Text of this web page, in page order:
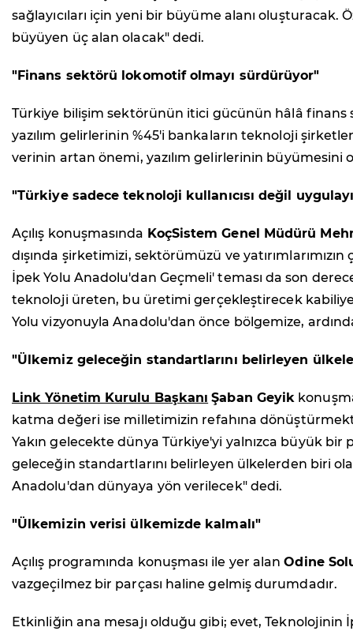
sağlayıcıları için yeni bir büyüme alanı
büyüyen üç alan olacak" dedi.
"Finans sektörü lokomotif olmayı sürdürüyor"
Türkiye bilişim sektörünün itici gücünün hâlâ
yazılım gelirlerinin %45'i bankaların teknoloji
verinin artan önemi, yazılım gelirlerinin
"Türkiye sadece teknoloji kullanıcısı değil
Açılış konuşmasında KoçSistem Genel Müdürü
dışında şirketimizi, sektörümüzü ve
İpek Yolu Anadolu'dan Geçmeli' teması da son
teknoloji üreten, bu üretimi gerçekleştirecek
Yolu vizyonuyla Anadolu'dan önce bölgemize,
"Ülkemiz geleceğin standartlarını belirleyen
Link Yönetim Kurulu Başkanı Şaban Geyik
katma değeri ise milletimizin refahına
Yakın gelecekte dünya Türkiye'yi yalnızca büyük
geleceğin standartlarını belirleyen ülkelerden biri
Anadolu'dan dünyaya yön verilecek" dedi.
"Ülkemizin verisi ülkemizde kalmalı"
Açılış programında konuşması ile yer alanOdine
vazgeçilmez bir parçası haline gelmiş durumdadır.
Etkinliğin ana mesajı olduğu gibi; evet,